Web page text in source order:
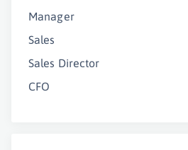
Manager
Sales
Sales Director
CFO